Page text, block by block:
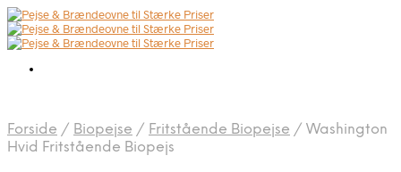
Forside / Biopejse / Fritstående Biopejse / Washington
Hvid Fritstående Biopejs